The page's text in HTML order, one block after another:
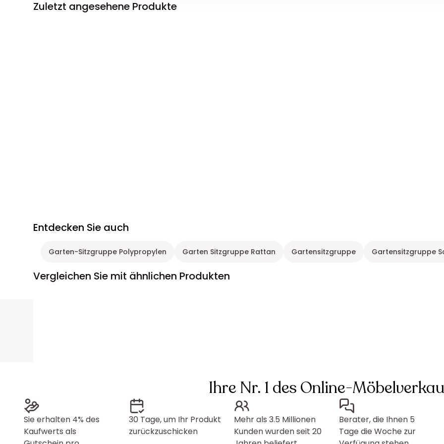
Zuletzt angesehene Produkte
Entdecken Sie auch
Garten-Sitzgruppe Polypropylen Garten Sitzgruppe Rattan Gartensitzgruppe Gartensitzgruppe
Vergleichen Sie mit ähnlichen Produkten
Ihre Nr. 1 des Online-
Sie erhalten 4% des
Kaufwerts als
30 Tage, um Ihr Produkt
zurückzuschicken
Mehr als 3.5 Millionen
Kunden wurden seit 20
Berater, die Ihnen 5
Tage die Woche zur